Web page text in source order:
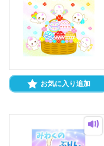
お気に入り追加